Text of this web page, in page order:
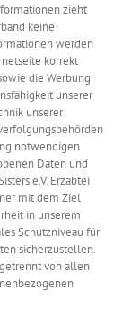
zieht
keine
werden
korrekt
die Werbung
unserer
unserer
notwendigen
Daten und
e.V. Erzabtei
mit dem Ziel
in unserem
Schutzniveau für
sicherzustellen.
von allen